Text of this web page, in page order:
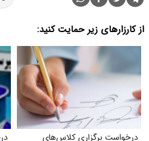
از کارزارهای زیر حمایت کنید:
درخواست برگزاری کلاس‌های